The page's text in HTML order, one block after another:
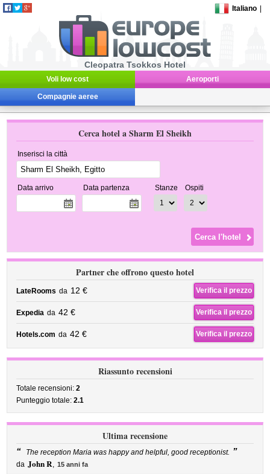
Italiano
Cleopatra Tsokkos Hotel
Voli low cost Aeroporti
Compagnie aeree
Cerca hotel a Sharm El Sheikh
Inserisci la città
Data arrivo Data partenza Stanze Ospiti
Partner che offrono questo hotel
LateRooms da 12 € Verifica il prezzo
Expedia da 42 € Verifica il prezzo
Hotels.com da 42 € Verifica il prezzo
Riassunto recensioni
Totale recensioni:2
Punteggio totale:2.1
Ultima recensione
“ The reception Maria was happy and helpful, good receptionist. ”
da John R, 15 anni fa